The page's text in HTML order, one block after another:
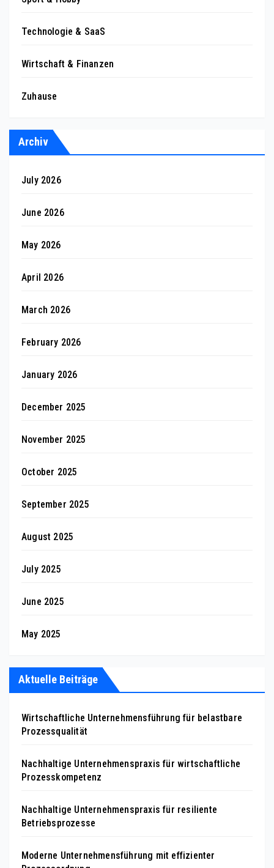
Technologie & SaaS
Wirtschaft & Finanzen
Zuhause
Archiv
July 2026
June 2026
May 2026
April 2026
March 2026
February 2026
January 2026
December 2025
November 2025
October 2025
September 2025
August 2025
July 2025
June 2025
May 2025
Aktuelle Beiträge
Wirtschaftliche Unternehmensführung für belastbare
Prozessqualität
Nachhaltige Unternehmenspraxis für wirtschaftliche
Prozesskompetenz
Nachhaltige Unternehmenspraxis für resiliente
Betriebsprozesse
Moderne Unternehmensführung mit effizienter